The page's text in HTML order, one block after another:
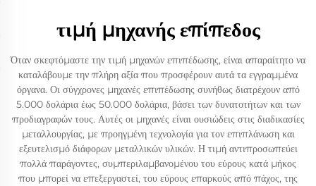
τιμή μηχανής επίπεδος
Όταν σκεφτόμαστε την τιμή μηχανών επιπέδωσης, είναι απαραίτητο να
καταλάβουμε την πλήρη αξία που προσφέρουν αυτά τα εγγραμμένα
όργανα. Οι σύγχρονες μηχανές επιπέδωσης συνήθως διατρέχουν από
5.000 δολάρια έως 50.000 δολάρια, βάσει των δυνατοτήτων και των
προδιαγραφών τους. Αυτές οι μηχανές είναι ουσιώδεις στις διαδικασίες
μεταλλουργίας, με προηγμένη τεχνολογία για τον επιπλάνωση και
εξευτελισμό διάφορων μεταλλικών υλικών. Η τιμή αντιπροσωπεύει
πολλά παράγοντες, συμπεριλαμβανομένου του εύρους κατά μήκος
που μπορεί να επεξεργαστεί, του εύρους επαρκούς από πάχος, της